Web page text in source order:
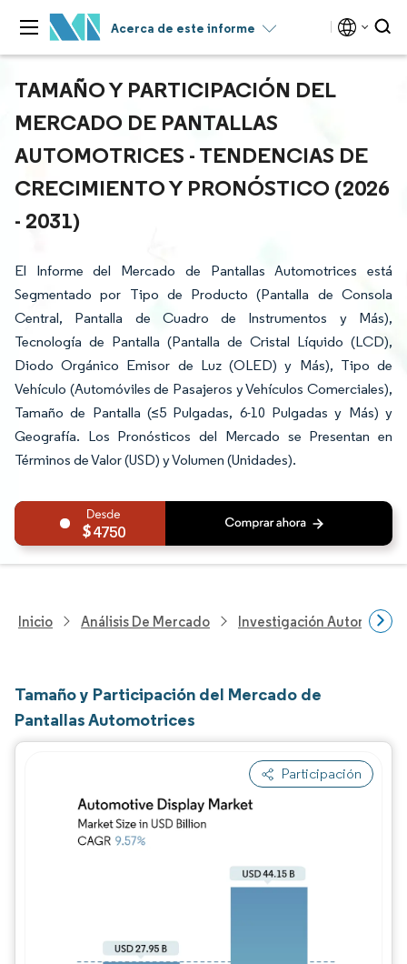
Acerca de este informe
TAMAÑO Y PARTICIPACIÓN DEL
MERCADO DE PANTALLAS
AUTOMOTRICES - TENDENCIAS DE
CRECIMIENTO Y PRONÓSTICO (2026
- 2031)
El Informe del Mercado de Pantallas Automotrices está
Segmentado por Tipo de Producto (Pantalla de Consola
Central, Pantalla de Cuadro de Instrumentos y Más),
Tecnología de Pantalla (Pantalla de Cristal Líquido (LCD),
Diodo Orgánico Emisor de Luz (OLED) y Más), Tipo de
Vehículo (Automóviles de Pasajeros y Vehículos Comerciales),
Tamaño de Pantalla (≤5 Pulgadas, 6-10 Pulgadas y Más) y
Geografía. Los Pronósticos del Mercado se Presentan en
Términos de Valor (USD) y Volumen (Unidades).
4750
Inicio Análisis De Mercado Investigación Automotriz
Tamaño y Participación del Mercado de
Pantallas Automotrices
Participación